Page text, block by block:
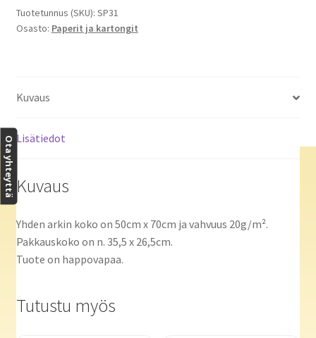
Tuotetunnus (SKU): SP31
Osasto: Paperit ja kartongit
Kuvaus
Lisätiedot
Kuvaus
Yhden arkin koko on 50cm x 70cm ja vahvuus 20g/m².
Pakkauskoko on n. 35,5 x 26,5cm.
Tuote on happovapaa.
Tutustu myös
Ota yhteyttä